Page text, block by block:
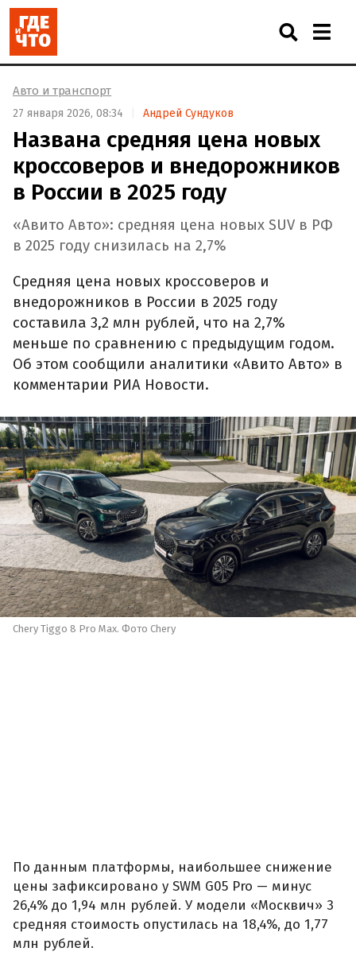
Авто и транспорт
27 января 2026, 08:34 Андрей Сундуков
Названа средняя цена новых
кроссоверов и внедорожников
в России в 2025 году
«Авито Авто»: средняя цена новых SUV в РФ
в 2025 году снизилась на 2,7%
Средняя цена новых кроссоверов и
внедорожников в России в 2025 году
составила 3,2 млн рублей, что на 2,7%
меньше по сравнению с предыдущим годом.
Об этом сообщили аналитики «Авито Авто» в
комментарии РИА Новости.
Chery Tiggo 8 Pro Max. Фото Chery
По данным платформы, наибольшее снижение
цены зафиксировано у SWM G05 Pro — минус
26,4% до 1,94 млн рублей. У модели «Москвич» 3
средняя стоимость опустилась на 18,4%, до 1,77
млн рублей.